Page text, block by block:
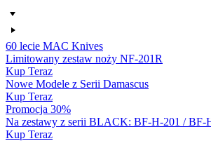
60 lecie MAC Knives
Limitowany zestaw noży NF-201R
Kup Teraz
Nowe Modele z Serii Damascus
Kup Teraz
Promocja 30%
Na zestawy z serii BLACK: BF-H-201 / BF-
Kup Teraz